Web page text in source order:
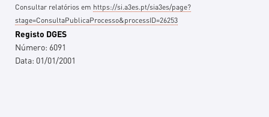
Consultar relatórios em https://si.a3es.pt/sia3es/page?
stage=ConsultaPublicaProcesso&processID=26253
Registo DGES
Número: 6091
Data: 01/01/2001